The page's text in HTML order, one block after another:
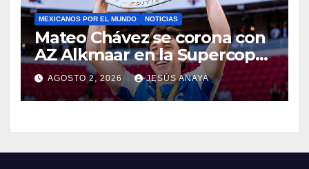
MEXICANOS POR EL MUNDO NOTICIAS
Mateo Chávez se corona con
AZ Alkmaar en la Supercopa
de Países Bajos
AGOSTO 2, 2026 JESÚS ANAYA